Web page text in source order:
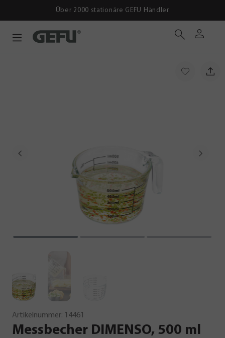
Über 2000 stationäre GEFU Händler
Artikelnummer: 14461
Messbecher DIMENSO, 500 ml